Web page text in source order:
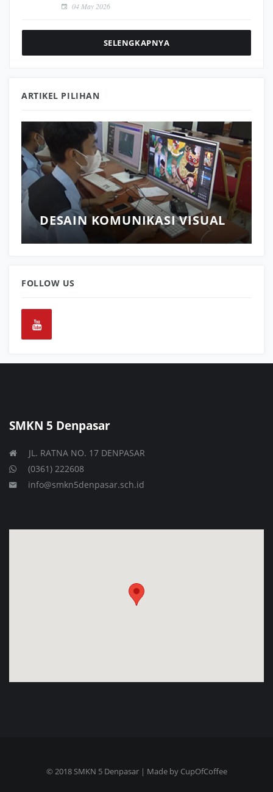
04 May 2026
SELENGKAPNYA
ARTIKEL PILIHAN
DESAIN KOMUNIKASI VISUAL
FOLLOW US
SMKN 5 Denpasar
JL. RATNA NO. 17 DENPASAR
(0361) 222608
info@smkn5denpasar.sch.id
© 2018 SMKN 5 Denpasar | Made by CupOfCoffee